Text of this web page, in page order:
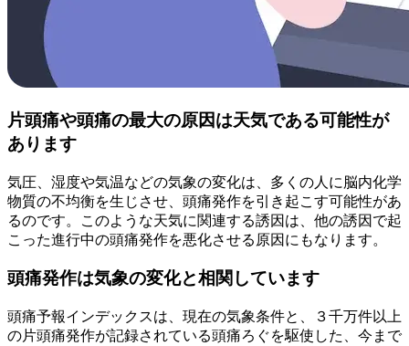
片頭痛や頭痛の最大の原因は天気である可能性が
あります
気圧、湿度や気温などの気象の変化は、多くの人に脳内化学
物質の不均衡を生じさせ、頭痛発作を引き起こす可能性があ
るのです。このような天気に関連する誘因は、他の誘因で起
こった進行中の頭痛発作を悪化させる原因にもなります。
頭痛発作は気象の変化と相関しています
頭痛予報インデックスは、現在の気象条件と、３千万件以上
の片頭痛発作が記録されている頭痛ろぐを駆使した、今まで